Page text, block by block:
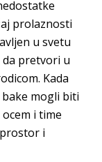
prolaznosti
u svetu
pretvori u
Kada
mogli biti
i time
i